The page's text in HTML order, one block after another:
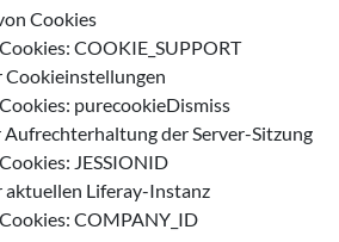
Cookies
COOKIE_SUPPORT
Cookieinstellungen
purecookieDismiss
Aufrechterhaltung der Server-Sitzung
JESSIONID
aktuellen Liferay-Instanz
COMPANY_ID